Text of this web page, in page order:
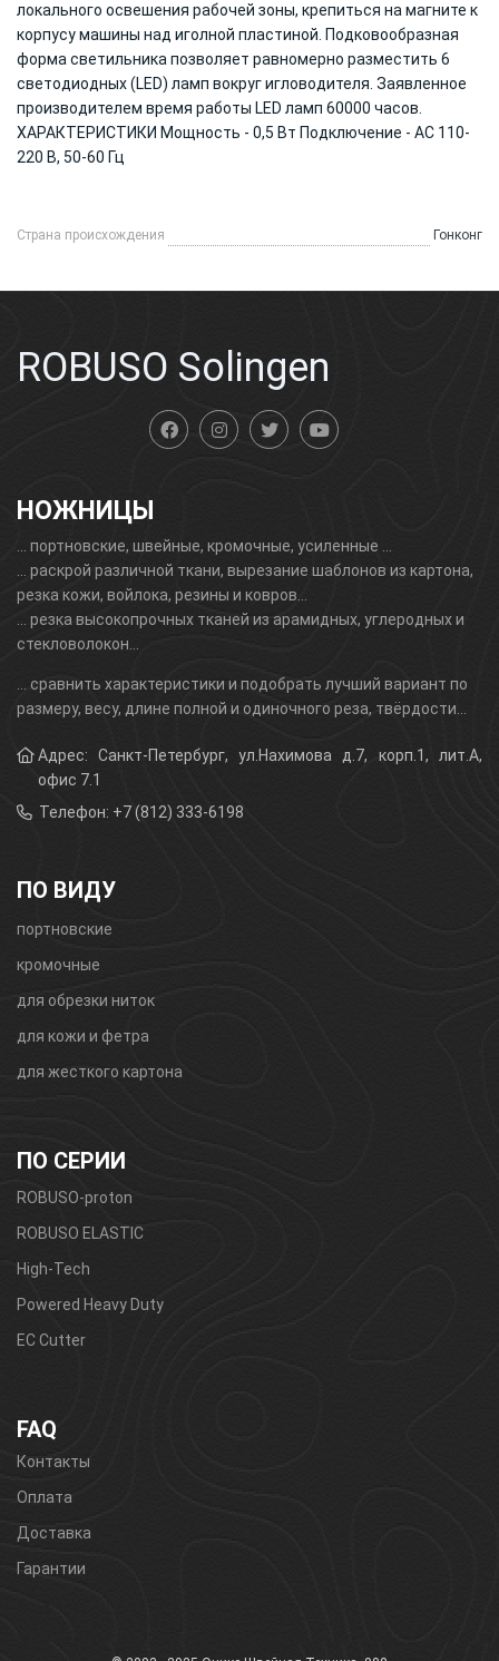
локального освешения рабочей зоны, крепиться на магните к
корпусу машины над иголной пластиной. Подковообразная
форма светильника позволяет равномерно разместить 6
светодиодных (LED) ламп вокруг игловодителя. Заявленное
производителем время работы LED ламп 60000 часов.
ХАРАКТЕРИСТИКИ Мощность - 0,5 Вт Подключение - AC 110-
220 В, 50-60 Гц
Страна происхождения Гонконг
ROBUSO Solingen
НОЖНИЦЫ
... портновскиe, швейные, кромочные, усиленные ...
... раскрой различной ткани, вырезание шаблонов из картона,
резка кожи, войлока, резины и ковров...
... резка высокопрочных тканей из арамидных, углеродных и
стекловолокон...
... сравнить характеристики и подобрать лучший вариант по
размеру, весу, длине полной и одиночного реза, твёрдости...
Адрес: Санкт-Петербург, ул.Нахимова д.7, корп.1, лит.А,
офис 7.1
Телефон: +7 (812) 333-6198
ПО ВИДУ
портновские
кромочные
для обрезки ниток
для кожи и фетра
для жесткого картона
ПО СЕРИИ
ROBUSO-proton
ROBUSO ELASTIC
High-Tech
Powered Heavy Duty
EC Cutter
FAQ
Контакты
Оплата
Доставка
Гарантии